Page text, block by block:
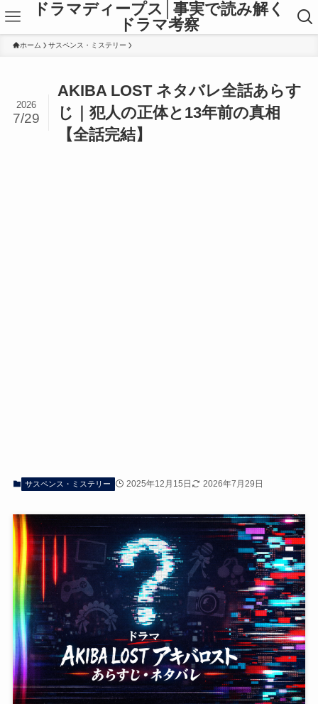
ドラマディープス│事実で読み解く
ドラマ考察
ホーム サスペンス・ミステリー
AKIBA LOST ネタバレ全話あらす
じ｜犯人の正体と13年前の真相
【全話完結】
2026
7/29
サスペンス・ミステリー 2025年12月15日 2026年7月29日